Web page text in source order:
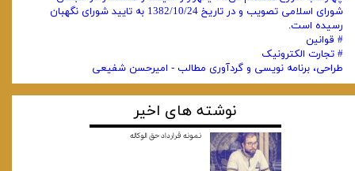
شورای اسلامی‌ تصویب و در تاریخ 1382/10/24 به تایید شورای نگهبان
رسیده است.
# قوانین
# تجارت الکترونیک
طراحی، برنامه نویسی و گردآوری مطالب - امیرحسن شفیعی
نوشته های اخیر
نمونه قرارداد حق الوکاله